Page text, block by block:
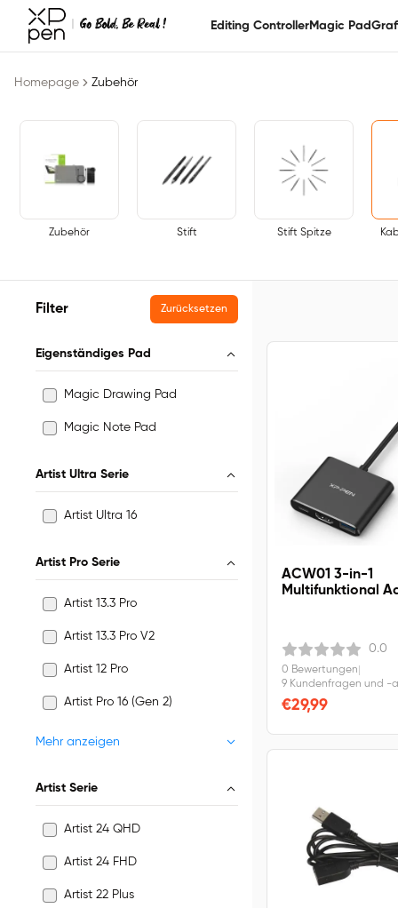
Editing ControllerMagic Pad
Homepage Zubehör
Zubehör Stift Stift Spitze
Filter Zurücksetzen
Eigenständiges Pad
Magic Drawing Pad
Magic Note Pad
Artist Ultra Serie
Artist Ultra 16
Artist Pro Serie
Artist 13.3 Pro
Artist 13.3 Pro V2
Artist 12 Pro
Artist Pro 16 (Gen 2)
Mehr anzeigen
Artist Serie
Artist 24 QHD
Artist 24 FHD
Artist 22 Plus
ACW01 3-in-1
Multifunktional
0.0
0 Bewertungen
9 Kundenfragen und -
€29,99